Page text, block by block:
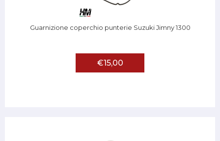
Guarnizione coperchio punterie Suzuki Jimny 1300
€15,00